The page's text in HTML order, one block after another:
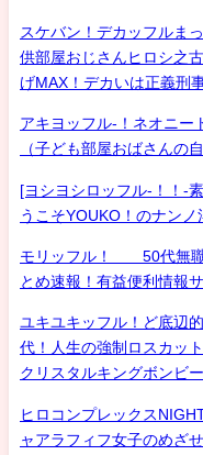
スケバン！デカッフルま
供部屋おじさんヒロシ之
げMAX！デカいは正義刑
アキヨッフル-！ネオニー
（子ども部屋おばさんの
[ヨシヨシロッフル-！！-
うこそYOUKO！のナン
モリッフル！ 50代無職
とめ速報！有益便利情報
ユキユキッフル！ど底辺
代！人生の強制ロスカッ
クリスタルキングボンビ
ヒロコンプレックス
ャアラフィフ女子のめざ